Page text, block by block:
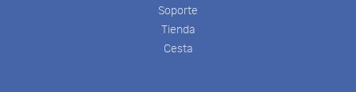
Soporte
Tienda
Cesta